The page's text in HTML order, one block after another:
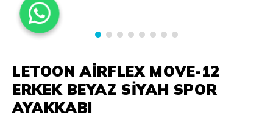
LETOON AIRFLEX MOVE-12
ERKEK BEYAZ SIYAH SPOR
AYAKKABI